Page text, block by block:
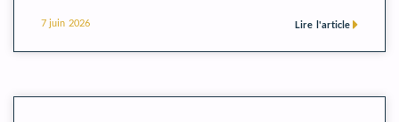
Lire l'article
7 juin 2026